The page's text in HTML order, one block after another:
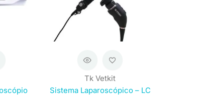
Tk Vetkit
Sistema Laparoscópico – LC